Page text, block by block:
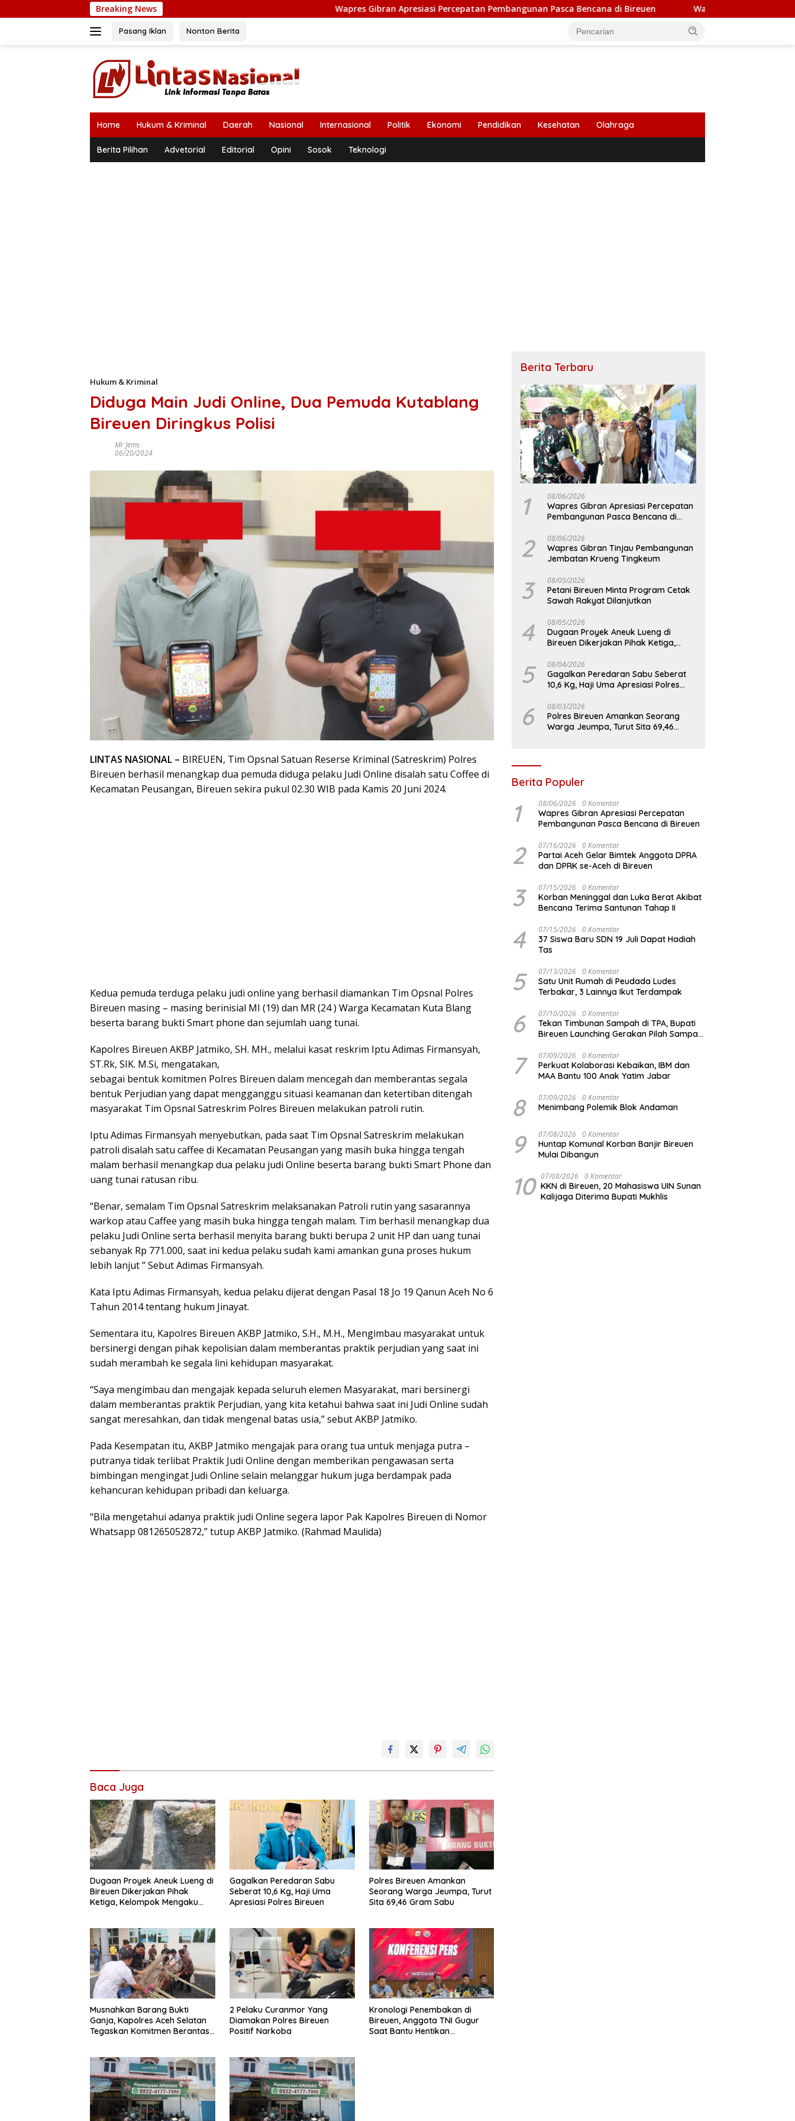
ke
Breaking News Wapres Gibran Apresiasi Percepatan Pembangunan Pasca Bencana di Bireuen Wapres Gibran Tinjau Pembangunan
Pasang Iklan Nonton Berita
Home Hukum & Kriminal Daerah Nasional Internasional Politik Ekonomi Pendidikan Kesehatan Olahraga
Berita Pilihan Advetorial Editorial Opini Sosok Teknologi
Hukum & Kriminal
Diduga Main Judi Online, Dua Pemuda Kutablang
Bireuen Diringkus Polisi
Mr Jems
06/20/2024
LINTAS NASIONAL – BIREUEN, Tim Opsnal Satuan Reserse Kriminal (Satreskrim) Polres
Bireuen berhasil menangkap dua pemuda diduga pelaku Judi Online disalah satu Coffee di
Kecamatan Peusangan, Bireuen sekira pukul 02.30 WIB pada Kamis 20 Juni 2024.
Kedua pemuda terduga pelaku judi online yang berhasil diamankan Tim Opsnal Polres
Bireuen masing – masing berinisial MI (19) dan MR (24 ) Warga Kecamatan Kuta Blang
beserta barang bukti Smart phone dan sejumlah uang tunai.
Kapolres Bireuen AKBP Jatmiko, SH. MH., melalui kasat reskrim Iptu Adimas Firmansyah,
ST.Rk, SIK. M.Si, mengatakan,
sebagai bentuk komitmen Polres Bireuen dalam mencegah dan memberantas segala
bentuk Perjudian yang dapat mengganggu situasi keamanan dan ketertiban ditengah
masyarakat Tim Opsnal Satreskrim Polres Bireuen melakukan patroli rutin.
Iptu Adimas Firmansyah menyebutkan, pada saat Tim Opsnal Satreskrim melakukan
patroli disalah satu caffee di Kecamatan Peusangan yang masih buka hingga tengah
malam berhasil menangkap dua pelaku judi Online beserta barang bukti Smart Phone dan
uang tunai ratusan ribu.
“Benar, semalam Tim Opsnal Satreskrim melaksanakan Patroli rutin yang sasarannya
warkop atau Caffee yang masih buka hingga tengah malam. Tim berhasil menangkap dua
pelaku Judi Online serta berhasil menyita barang bukti berupa 2 unit HP dan uang tunai
sebanyak Rp 771.000, saat ini kedua pelaku sudah kami amankan guna proses hukum
lebih lanjut ” Sebut Adimas Firmansyah.
Kata Iptu Adimas Firmansyah, kedua pelaku dijerat dengan Pasal 18 Jo 19 Qanun Aceh No 6
Tahun 2014 tentang hukum Jinayat.
Sementara itu, Kapolres Bireuen AKBP Jatmiko, S.H., M.H., Mengimbau masyarakat untuk
bersinergi dengan pihak kepolisian dalam memberantas praktik perjudian yang saat ini
sudah merambah ke segala lini kehidupan masyarakat.
“Saya mengimbau dan mengajak kepada seluruh elemen Masyarakat, mari bersinergi
dalam memberantas praktik Perjudian, yang kita ketahui bahwa saat ini Judi Online sudah
sangat meresahkan, dan tidak mengenal batas usia,” sebut AKBP Jatmiko.
Pada Kesempatan itu, AKBP Jatmiko mengajak para orang tua untuk menjaga putra –
putranya tidak terlibat Praktik Judi Online dengan memberikan pengawasan serta
bimbingan mengingat Judi Online selain melanggar hukum juga berdampak pada
kehancuran kehidupan pribadi dan keluarga.
“Bila mengetahui adanya praktik judi Online segera lapor Pak Kapolres Bireuen di Nomor
Whatsapp 081265052872,” tutup AKBP Jatmiko. (Rahmad Maulida)
Baca Juga
Dugaan Proyek Aneuk Lueng di
Bireuen Dikerjakan Pihak
Ketiga, Kelompok Mengaku
Gagalkan Peredaran Sabu
Seberat 10,6 Kg, Haji Uma
Apresiasi Polres Bireuen
Polres Bireuen Amankan
Seorang Warga Jeumpa, Turut
Sita 69,46 Gram Sabu
Musnahkan Barang Bukti
Ganja, Kapolres Aceh Selatan
Tegaskan Komitmen Berantas
2 Pelaku Curanmor Yang
Diamakan Polres Bireuen
Positif Narkoba
Kronologi Penembakan di
Bireuen, Anggota TNI Gugur
Saat Bantu Hentikan
Berita Terbaru
1 08/06/2026
Wapres Gibran Apresiasi Percepatan
Pembangunan Pasca Bencana di
2 08/06/2026
Wapres Gibran Tinjau Pembangunan
Jembatan Krueng Tingkeum
3 08/05/2026
Petani Bireuen Minta Program Cetak
Sawah Rakyat Dilanjutkan
4 08/05/2026
Dugaan Proyek Aneuk Lueng di
Bireuen Dikerjakan Pihak Ketiga,
Juta
5 08/04/2026
Gagalkan Peredaran Sabu Seberat
10,6 Kg, Haji Uma Apresiasi Polres
6 08/03/2026
Polres Bireuen Amankan Seorang
Warga Jeumpa, Turut Sita 69,46
Berita Populer
1 08/06/2026 0 Komentar
Wapres Gibran Apresiasi Percepatan
Pembangunan Pasca Bencana di Bireuen
2 07/16/2026 0 Komentar
Partai Aceh Gelar Bimtek Anggota DPRA
dan DPRK se-Aceh di Bireuen
3 07/15/2026 0 Komentar
Korban Meninggal dan Luka Berat Akibat
Bencana Terima Santunan Tahap II
4 07/15/2026 0 Komentar
37 Siswa Baru SDN 19 Juli Dapat Hadiah
Tas
5 07/13/2026 0 Komentar
Satu Unit Rumah di Peudada Ludes
Terbakar, 3 Lainnya Ikut Terdampak
6 07/10/2026 0 Komentar
Tekan Timbunan Sampah di TPA, Bupati
Bireuen Launching Gerakan Pilah Sampah
7 07/09/2026 0 Komentar
Perkuat Kolaborasi Kebaikan, IBM dan
MAA Bantu 100 Anak Yatim Jabar
8 07/09/2026 0 Komentar
Menimbang Polemik Blok Andaman
9 07/08/2026 0 Komentar
Huntap Komunal Korban Banjir Bireuen
Mulai Dibangun
10 07/08/2026 0 Komentar
KKN di Bireuen, 20 Mahasiswa UIN Sunan